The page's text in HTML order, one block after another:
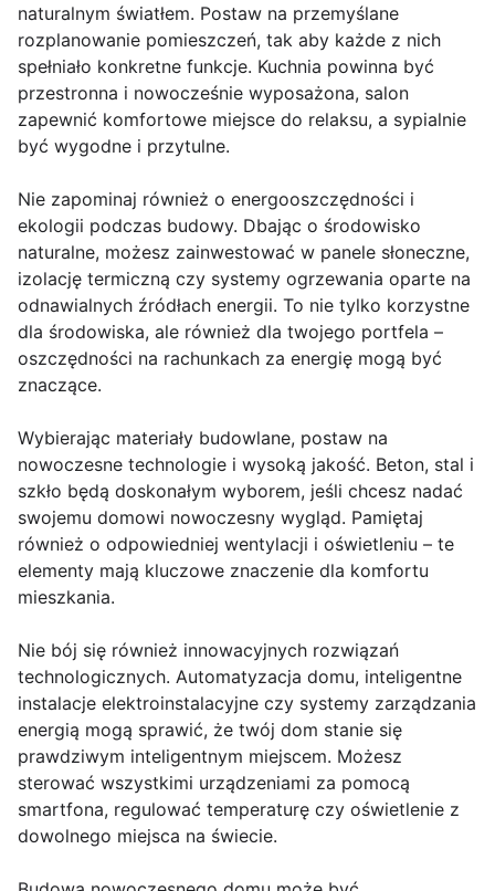
naturalnym światłem. Postaw na przemyślane
rozplanowanie pomieszczeń, tak aby każde z nich
spełniało konkretne funkcje. Kuchnia powinna być
przestronna i nowocześnie wyposażona, salon
zapewnić komfortowe miejsce do relaksu, a sypialnie
być wygodne i przytulne.
Nie zapominaj również o energooszczędności i
ekologii podczas budowy. Dbając o środowisko
naturalne, możesz zainwestować w panele słoneczne,
izolację termiczną czy systemy ogrzewania oparte na
odnawialnych źródłach energii. To nie tylko korzystne
dla środowiska, ale również dla twojego portfela –
oszczędności na rachunkach za energię mogą być
znaczące.
Wybierając materiały budowlane, postaw na
nowoczesne technologie i wysoką jakość. Beton, stal i
szkło będą doskonałym wyborem, jeśli chcesz nadać
swojemu domowi nowoczesny wygląd. Pamiętaj
również o odpowiedniej wentylacji i oświetleniu – te
elementy mają kluczowe znaczenie dla komfortu
mieszkania.
Nie bój się również innowacyjnych rozwiązań
technologicznych. Automatyzacja domu, inteligentne
instalacje elektroinstalacyjne czy systemy zarządzania
energią mogą sprawić, że twój dom stanie się
prawdziwym inteligentnym miejscem. Możesz
sterować wszystkimi urządzeniami za pomocą
smartfona, regulować temperaturę czy oświetlenie z
dowolnego miejsca na świecie.